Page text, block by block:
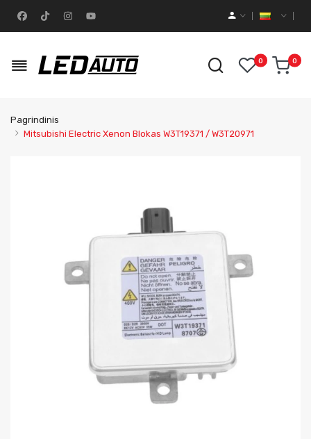
0 0
Pagrindinis
Mitsubishi Electric Xenon Blokas W3T19371 / W3T20971